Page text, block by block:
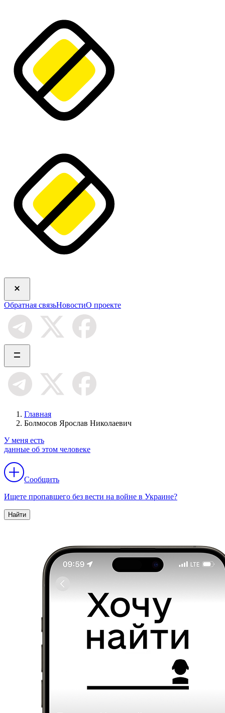
Обратная связьНовостиО проекте
Главная
Болмосов Ярослав Николаевич
У меня есть
данные об этом человеке
Сообщить
Ищете пропавшего без вести на войне в Украине?
Найти